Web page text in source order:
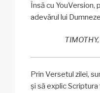
Însă cu YouVersion,
adevărul lui
Prin Versetul zilei,
și să explic